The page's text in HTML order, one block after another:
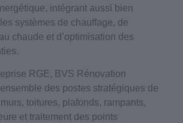
intégrant aussi bien
systèmes de chauffage, de
chaude et d’optimisation des
RGE, BVS Rénovation
des postes stratégiques de
toitures, plafonds, rampants,
et traitement des points